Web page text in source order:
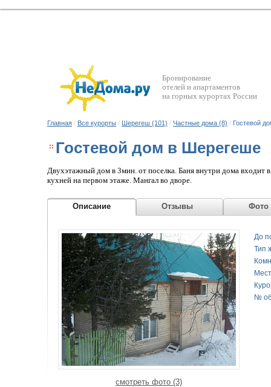
Бронирование
отелей и апартаментов
на горных курортах России
Главная / Все курорты / Шерегеш (101) / Частные дома (8) / Гостевой
Гостевой дом в Шерегеше
Двухэтажный дом в 3мин. от поселка. Баня внутри дома входит
кухней на первом этаже. Мангал во дворе.
Описание Отзывы Фото
смотреть фото (3)
До
Тип
Мест
№